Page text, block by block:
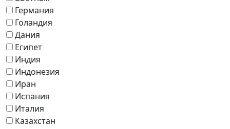
Германия
Голандия
Дания
Египет
Индия
Индонезия
Иран
Испания
Италия
Казахстан